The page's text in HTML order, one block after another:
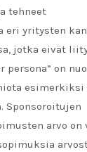
tehneet
yritysten
jotka eivät
persona” on
Sponsoroitujen
arvo on